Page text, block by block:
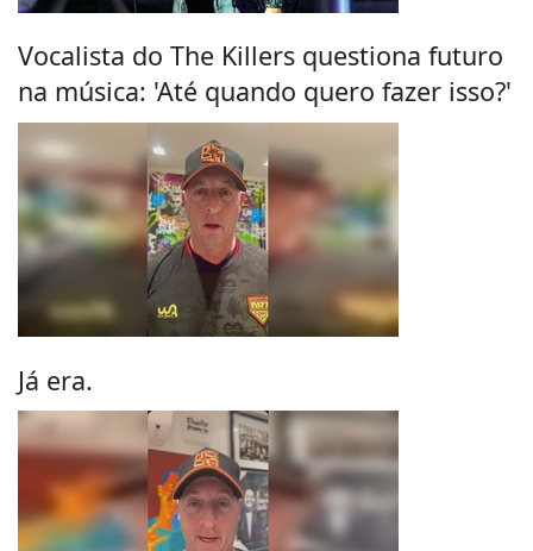
Vocalista do The Killers questiona futuro
na música: 'Até quando quero fazer isso?'
Já era.